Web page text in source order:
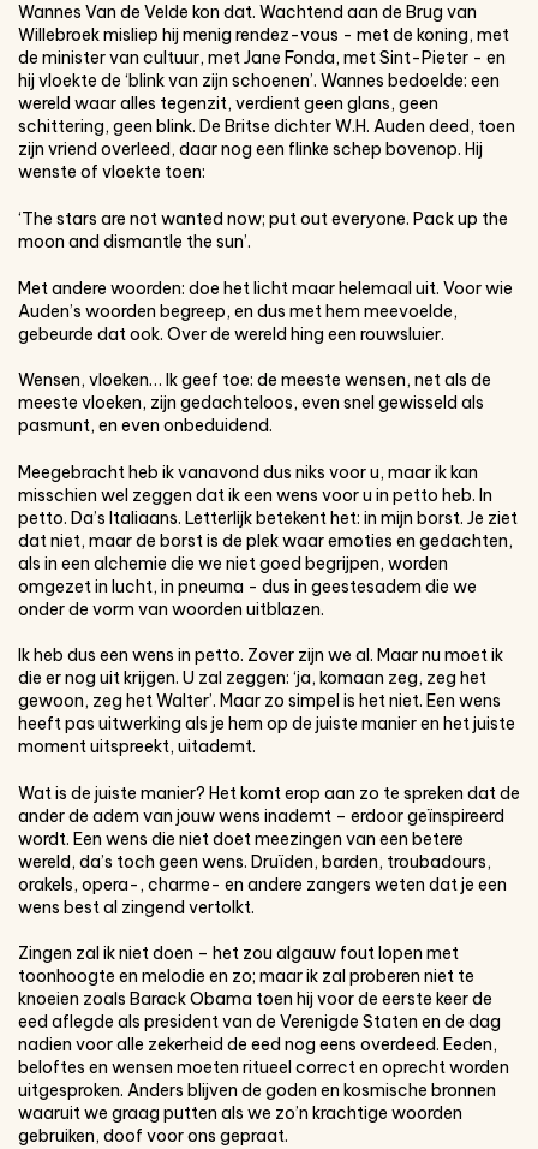
Wannes Van de Velde kon dat. Wachtend aan de Brug van
Willebroek misliep hij menig rendez-vous - met de koning, met
de minister van cultuur, met Jane Fonda, met Sint-Pieter - en
hij vloekte de ‘blink van zijn schoenen’. Wannes bedoelde: een
wereld waar alles tegenzit, verdient geen glans, geen
schittering, geen blink. De Britse dichter W.H. Auden deed, toen
zijn vriend overleed, daar nog een flinke schep bovenop. Hij
wenste of vloekte toen:
‘The stars are not wanted now; put out everyone. Pack up the
moon and dismantle the sun’.
Met andere woorden: doe het licht maar helemaal uit. Voor wie
Auden’s woorden begreep, en dus met hem meevoelde,
gebeurde dat ook. Over de wereld hing een rouwsluier.
Wensen, vloeken… Ik geef toe: de meeste wensen, net als de
meeste vloeken, zijn gedachteloos, even snel gewisseld als
pasmunt, en even onbeduidend.
Meegebracht heb ik vanavond dus niks voor u, maar ik kan
misschien wel zeggen dat ik een wens voor u in petto heb. In
petto. Da’s Italiaans. Letterlijk betekent het: in mijn borst. Je ziet
dat niet, maar de borst is de plek waar emoties en gedachten,
als in een alchemie die we niet goed begrijpen, worden
omgezet in lucht, in pneuma - dus in geestesadem die we
onder de vorm van woorden uitblazen.
Ik heb dus een wens in petto. Zover zijn we al. Maar nu moet ik
die er nog uit krijgen. U zal zeggen: ‘ja, komaan zeg, zeg het
gewoon, zeg het Walter’. Maar zo simpel is het niet. Een wens
heeft pas uitwerking als je hem op de juiste manier en het juiste
moment uitspreekt, uitademt.
Wat is de juiste manier? Het komt erop aan zo te spreken dat de
ander de adem van jouw wens inademt – erdoor geïnspireerd
wordt. Een wens die niet doet meezingen van een betere
wereld, da’s toch geen wens. Druïden, barden, troubadours,
orakels, opera-, charme- en andere zangers weten dat je een
wens best al zingend vertolkt.
Zingen zal ik niet doen – het zou algauw fout lopen met
toonhoogte en melodie en zo; maar ik zal proberen niet te
knoeien zoals Barack Obama toen hij voor de eerste keer de
eed aflegde als president van de Verenigde Staten en de dag
nadien voor alle zekerheid de eed nog eens overdeed. Eeden,
beloftes en wensen moeten ritueel correct en oprecht worden
uitgesproken. Anders blijven de goden en kosmische bronnen
waaruit we graag putten als we zo’n krachtige woorden
gebruiken, doof voor ons gepraat.